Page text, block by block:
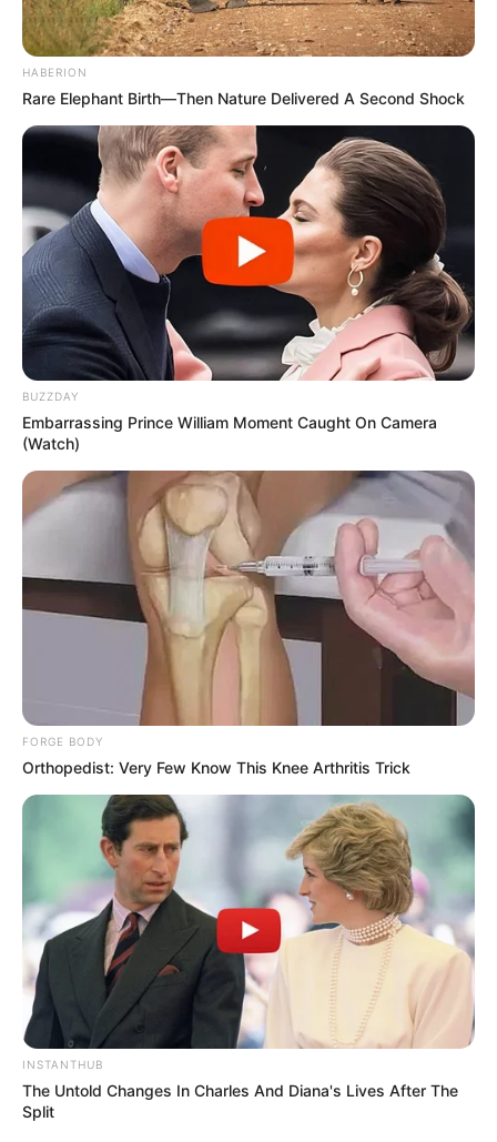
HABERION
Rare Elephant Birth—Then Nature Delivered A Second Shock
BUZZDAY
Embarrassing Prince William Moment Caught On Camera
(Watch)
FORGE BODY
Orthopedist: Very Few Know This Knee Arthritis Trick
INSTANTHUB
The Untold Changes In Charles And Diana's Lives After The
Split